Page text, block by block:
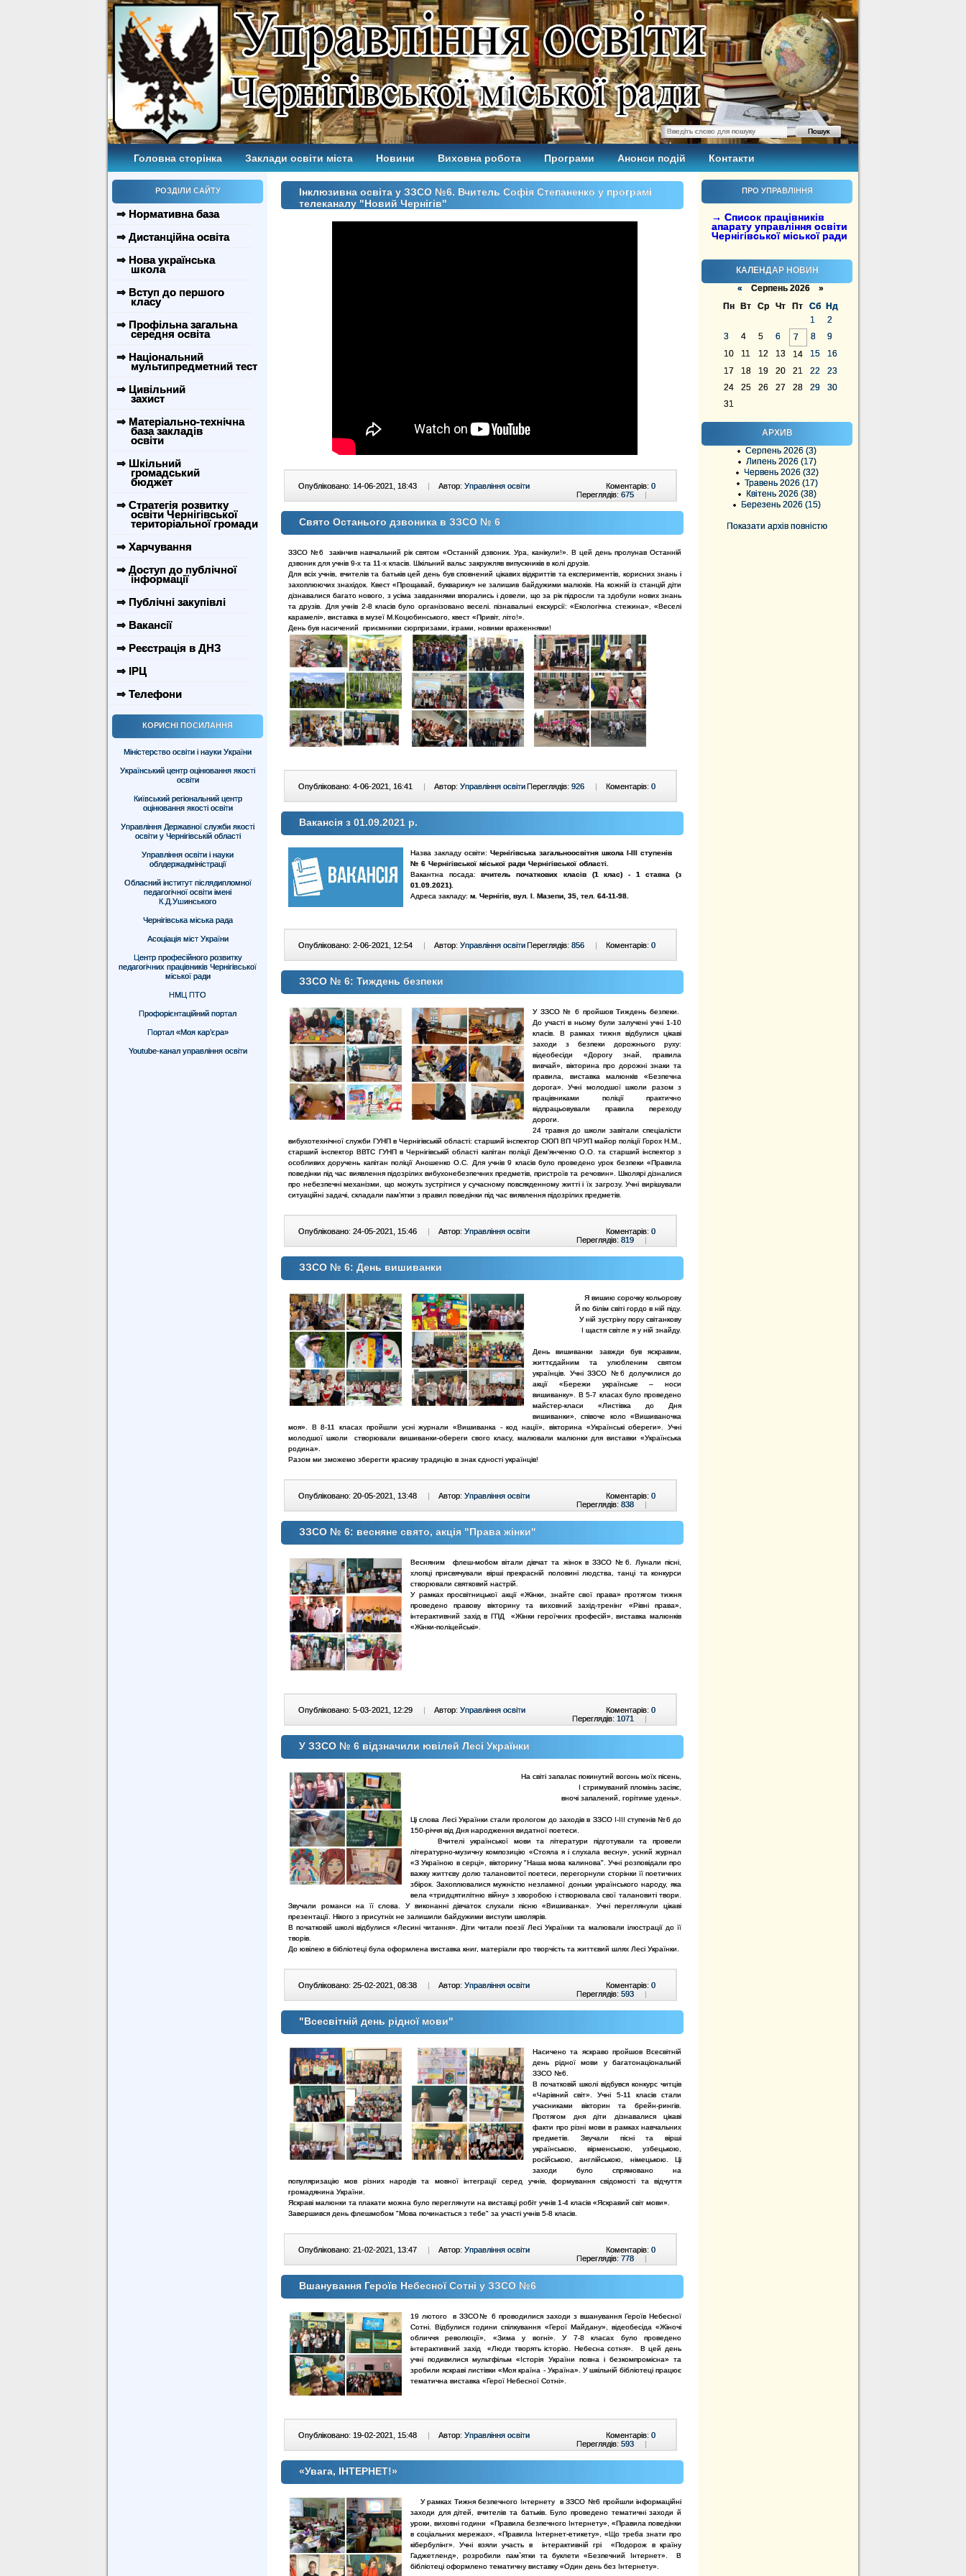
Головна сторінка Заклади освіти міста Новини Виховна робота Програми Анонси подій Контакти
РОЗДІЛИ САЙТУ
⇒ Нормативна база
⇒ Дистанційна освіта
⇒ Нова українська
школа
⇒ Вступ до першого
класу
⇒ Профільна загальна
середня освіта
⇒ Національний
мультипредметний тест
⇒ Цивільний
захист
⇒ Матеріально-технічна
база закладів
освіти
⇒ Шкільний
громадський
бюджет
⇒ Стратегія розвитку
освіти Чернігівської
територіальної громади
⇒ Харчування
⇒ Доступ до публічної
інформації
⇒ Публічні закупівлі
⇒ Вакансії
⇒ Реєстрація в ДНЗ
⇒ ІРЦ
⇒ Телефони
КОРИСНІ ПОСИЛАННЯ
Міністерство освіти і науки України
Український центр оцінювання якості
освіти
Київський регіональний центр
оцінювання якості освіти
Управління Державної служби якості
освіти у Чернігівській області
Управління освіти і науки
облдержадміністрації
Обласний інститут післядипломної
педагогічної освіти імені
К.Д.Ушинського
Чернігівська міська рада
Асоціація міст України
Центр професійного розвитку
педагогічних працівників Чернігівської
міської ради
НМЦ ПТО
Профорієнтаційний портал
Портал «Моя кар’єра»
Youtube-канал управління освіти
ПРО УПРАВЛІННЯ
→ Список працівників
апарату управління освіти
Чернігівської міської ради
КАЛЕНДАР НОВИН
« Серпень 2026 »
Пн
Вт Ср Чт Пт Сб
Нд
1
2
3
4 5 6 7 8
9
10
11 12 13 14 15
16
17
18 19 20 21 22
23
24
25 26 27 28 29
30
31
АРХИВ
Серпень 2026 (3)
Липень 2026 (17)
Червень 2026 (32)
Травень 2026 (17)
Квітень 2026 (38)
Березень 2026 (15)
Показати архів повністю
Інклюзивна освіта у ЗЗСО №6. Вчитель Софія Степаненко у програмі
телеканалу "Новий Чернігів"
Опубліковано: 14-06-2021, 18:43 | Автор: Управління освіти Коментарів: 0
Переглядів: 675 |
Свято Останього дзвоника в ЗЗСО № 6
ЗЗСО №6 закінчив навчальний рік святом «Останній дзвоник. Ура, канікули!». В цей день пролунав Останній
дзвоник для учнів 9-х та 11-х класів. Шкільний вальс закружляв випускників в колі друзів.
Для всіх учнів, вчителів та батьків цей день був сповнений цікавих відкриттів та експериментів, корисних знань і
захоплюючих знахідок. Квест «Прощавай, букварику» не залишив байдужими малюків. На кожній із станцій діти
дізнавалися багато нового, з усіма завданнями впорались і довели, що за рік підросли та здобули нових знань
та друзів. Для учнів 2-8 класів було організовано веселі. пізнавальні екскурсії: «Екологічна стежина», «Веселі
карамелі», виставка в музеї М.Коцюбинського, квест «Привіт, літо!».
День був насичений приємними сюрпризами, іграми, новими враженнями!
Опубліковано: 4-06-2021, 16:41 | Автор: Управління освіти Коментарів: 0
Переглядів: 926 |
Вакансія з 01.09.2021 р.
Назва закладу освіти: Чернігівська загальноосвітня школа І-ІІІ ступенів
№ 6 Чернігівської міської ради Чернігівської області.
Вакантна посада:вчитель початкових класів (1 клас) - 1 ставка (з
01.09.2021).
Адреса закладу: м. Чернігів, вул. І. Мазепи, 35, тел. 64-11-98.
Опубліковано: 2-06-2021, 12:54 | Автор: Управління освіти Коментарів: 0
Переглядів: 856 |
ЗЗСО № 6: Тиждень безпеки
У ЗЗСО № 6 пройшов Тиждень безпеки.
До участі в ньому були залучені учні 1-10
класів. В рамках тижня відбулися цікаві
заходи з безпеки дорожнього руху:
відеобесіди «Дорогу знай, правила
вивчай», вікторина про дорожні знаки та
правила, виставка малюнків «Безпечна
дорога». Учні молодшої школи разом з
працівниками поліції практично
відпрацьовували правила переходу
дороги.
24 травня до школи завітали спеціалісти
вибухотехнічної служби ГУНП в Чернігівській області: старший інспектор СЮП ВП ЧРУП майор поліції Горох Н.М.,
старший інспектор ВВТС ГУНП в Чернігівській області капітан поліції Дем’янченко О.О. та старший інспектор з
особливих доручень капітан поліції Аношенко О.С. Для учнів 9 класів було проведено урок безпеки «Правила
поведінки під час виявлення підозрілих вибухонебезпечних предметів, пристроїв та речовин». Школярі дізналися
про небезпечні механізми, що можуть зустрітися у сучасному повсякденному житті і їх загрозу. Учні вирішували
ситуаційні задачі, складали пам’ятки з правил поведінки під час виявлення підозрілих предметів.
Опубліковано: 24-05-2021, 15:46 | Автор: Управління освіти Коментарів: 0
Переглядів: 819 |
ЗЗСО № 6: День вишиванки
Я вишию сорочку кольорову
Й по білім світі гордо в ній піду.
У ній зустріну пору світанкову
І щастя світле я у ній знайду.
День вишиванки завжди був яскравим,
життєдайним та улюбленим святом
українців. Учні ЗЗСО №6 долучилися до
акції «Бережи українське – носи
вишиванку». В 5-7 класах було проведено
майстер-класи «Листівка до Дня
вишиванки», співоче коло «Вишиваночка
моя». В 8-11 класах пройшли усні журнали «Вишиванка - код нації», вікторина «Українські обереги». Учні
молодшої школи створювали вишиванки-обереги свого класу, малювали малюнки для виставки «Українська
родина».
Разом ми зможемо зберегти красиву традицію в знак єдності українців!
Опубліковано: 20-05-2021, 13:48 | Автор: Управління освіти Коментарів: 0
Переглядів: 838 |
ЗЗСО № 6: весняне свято, акція "Права жінки"
Весняним флеш-мобом вітали дівчат та жінок в ЗЗСО №6. Лунали пісні,
хлопці присвячували вірші прекрасній половині людства, танці та конкурси
створювали святковий настрій.
У рамках просвітницької акції «Жінки, знайте свої права» протягом тижня
проведено правову вікторину та виховний захід-тренінг «Рівні права»,
інтерактивний захід в ГПД «Жінки героїчних професій», виставка малюнків
«Жінки-поліцейські».
Опубліковано: 5-03-2021, 12:29 | Автор: Управління освіти Коментарів: 0
Переглядів: 1071 |
У ЗЗСО № 6 відзначили ювілей Лесі Українки
На світі запалає покинутий вогонь моїх пісень,
І стримуваний пломінь засіяє,
вночі запалений, горітиме удень».
Ці слова Лесі Українки стали прологом до заходів в ЗЗСО І-ІІІ ступенів №6 до
150-річчя від Дня народження видатної поетеси.
Вчителі української мови та літератури підготували та провели
літературно-музичну композицію «Стояла я і слухала весну», усний журнал
«З Україною в серці», вікторину "Наша мова калинова". Учні розповідали про
важку життєву долю талановитої поетеси, перегорнули сторінки її поетичних
збірок. Захоплювалися мужністю незламної доньки українського народу, яка
вела «тридцятилітню війну» з хворобою і створювала свої талановиті твори.
Звучали романси на її слова. У виконанні дівчаток слухали пісню «Вишиванка». Учні переглянули цікаві
презентації. Нікого з присутніх не залишили байдужими виступи школярів.
В початковій школі відбулися «Лесині читання». Діти читали поезії Лесі Українки та малювали ілюстрації до її
творів.
До ювілею в бібліотеці була оформлена виставка книг, матеріали про творчість та життєвий шлях Лесі Українки.
Опубліковано: 25-02-2021, 08:38 | Автор: Управління освіти Коментарів: 0
Переглядів: 593 |
"Всесвітній день рідної мови"
Насичено та яскраво пройшов Всесвітній
день рідної мови у багатонаціональній
ЗЗСО №6.
В початковій школі відбувся конкурс читців
«Чарівний світ». Учні 5-11 класів стали
учасниками вікторин та брейн-рингів.
Протягом дня діти дізнавалися цікаві
факти про різні мови в рамках навчальних
предметів. Звучали пісні та вірші
українською, вірменською, узбецькою,
російською, англійською, німецькою. Ці
заходи було спрямовано на
популяризацію мов різних народів та мовної інтеграції серед учнів, формування свідомості та відчуття
громадянина України.
Яскраві малюнки та плакати можна було переглянути на виставці робіт учнів 1-4 класів «Яскравий світ мови».
Завершився день флешмобом "Мова починається з тебе" за участі учнів 5-8 класів.
Опубліковано: 21-02-2021, 13:47 | Автор: Управління освіти Коментарів: 0
Переглядів: 778 |
Вшанування Героїв Небесної Сотні у ЗЗСО №6
19 лютого в ЗЗСО№ 6 проводилися заходи з вшанування Героїв Небесної
Сотні. Відбулися години спілкування «Герої Майдану», відеобесіда «Жіночі
обличчя революції», «Зима у вогні». У 7-8 класах було проведено
інтерактивний захід «Люди творять історію. Небесна сотня». В цей день
учні подивилися мультфільм «Історія України повна і безкомпромісна» та
зробили яскраві листівки «Моя країна - Україна». У шкільній бібліотеці працює
тематична виставка «Герої Небесної Сотні».
Опубліковано: 19-02-2021, 15:48 | Автор: Управління освіти Коментарів: 0
Переглядів: 593 |
«Увага, ІНТЕРНЕТ!»
У рамках Тижня безпечного Інтернету в ЗЗСО №6 пройшли інформаційні
заходи для дітей, вчителів та батьків. Було проведено тематичні заходи й
уроки, виховні години «Правила безпечного Інтернету», «Правила поведінки
в соціальних мережах», «Правила Інтернет-етикету», «Що треба знати про
кібербулінг». Учні взяли участь в інтерактивній грі «Подорож в країну
Гаджетленд», розробили пам`ятки та буклети «Безпечний Інтернет». В
бібліотеці оформлено тематичну виставку «Один день без Інтернету».